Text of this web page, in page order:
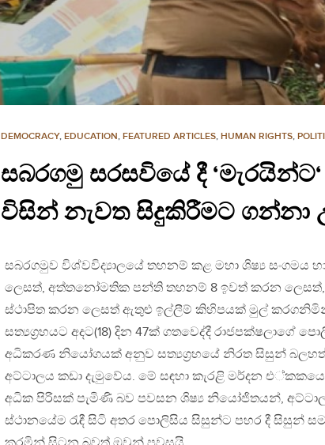
DEMOCRACY, EDUCATION, FEATURED ARTICLES, HUMAN RIGHTS,
සබරගමු සරසවියේ දී
විසින් නැවත සිදුකිරීමට ගන්නා
සබරගමුව විශ්වවිද්‍යාලයේ තහනම් කළ මහා ශිෂ්‍ය සංගමය
ලෙසත්, අත්තනෝමතික පන්ති තහනම් 8 ඉවත් කරන ලෙසත්,
ස්ථාපිත කරන ලෙසත් ඇතුළු ඉල්ලීම් කිහිපයක් මුල්
සත්‍යග්‍රහයට අදට(18) දින 47ක් ගතවෙද්දී රාජපක්ෂලාගේ
අධිකරණ නියෝගයක් අනුව සත්‍යග්‍රහයේ නිරත සිසුන්
අට්ටාලය කඩා දැමුවේය. මේ සඳහා කැරළි මර්දන
අධික පිරිසක් පැමිණි බව පවසන ශිෂ්‍ය නියෝජිතයන්,
ස්ථානයේම රැඳී සිටි අතර පොලිසිය සිසුන්ට පහර දී සිසුන්